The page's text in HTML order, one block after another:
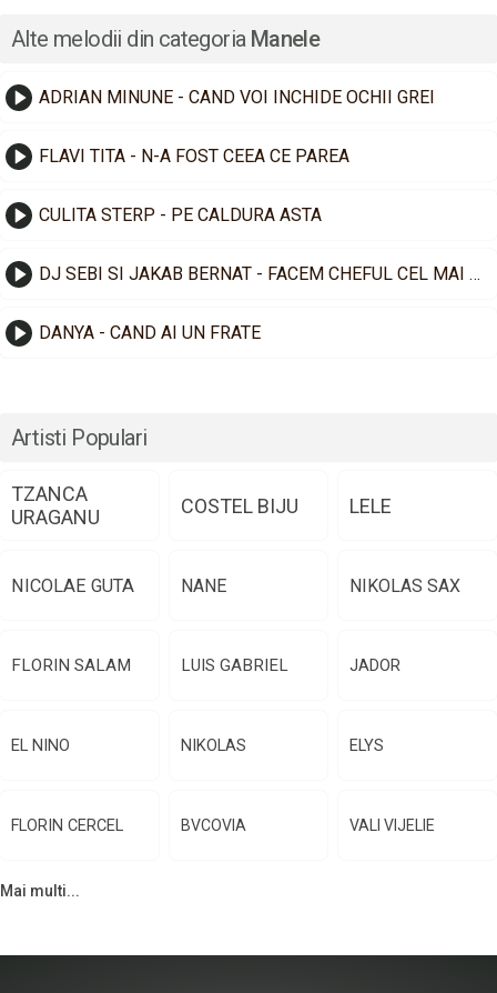
Alte melodii din categoria Manele
ADRIAN MINUNE - CAND VOI INCHIDE OCHII GREI
FLAVI TITA - N-A FOST CEEA CE PAREA
CULITA STERP - PE CALDURA ASTA
DJ SEBI SI JAKAB BERNAT - FACEM CHEFUL CEL MAI TARE
DANYA - CAND AI UN FRATE
Artisti Populari
TZANCA
URAGANU
COSTEL BIJU LELE
NICOLAE GUTA NANE NIKOLAS SAX
FLORIN SALAM LUIS GABRIEL JADOR
EL NINO NIKOLAS ELYS
FLORIN CERCEL BVCOVIA VALI VIJELIE
Mai multi...